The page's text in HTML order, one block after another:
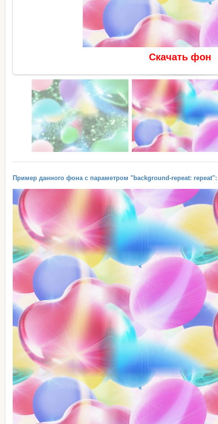
Скачать фон
Пример данного фона с параметром "background-repeat: repeat":